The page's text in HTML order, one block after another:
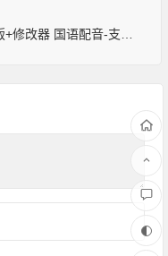
持键盘.鼠标.手柄|赠多项修改器